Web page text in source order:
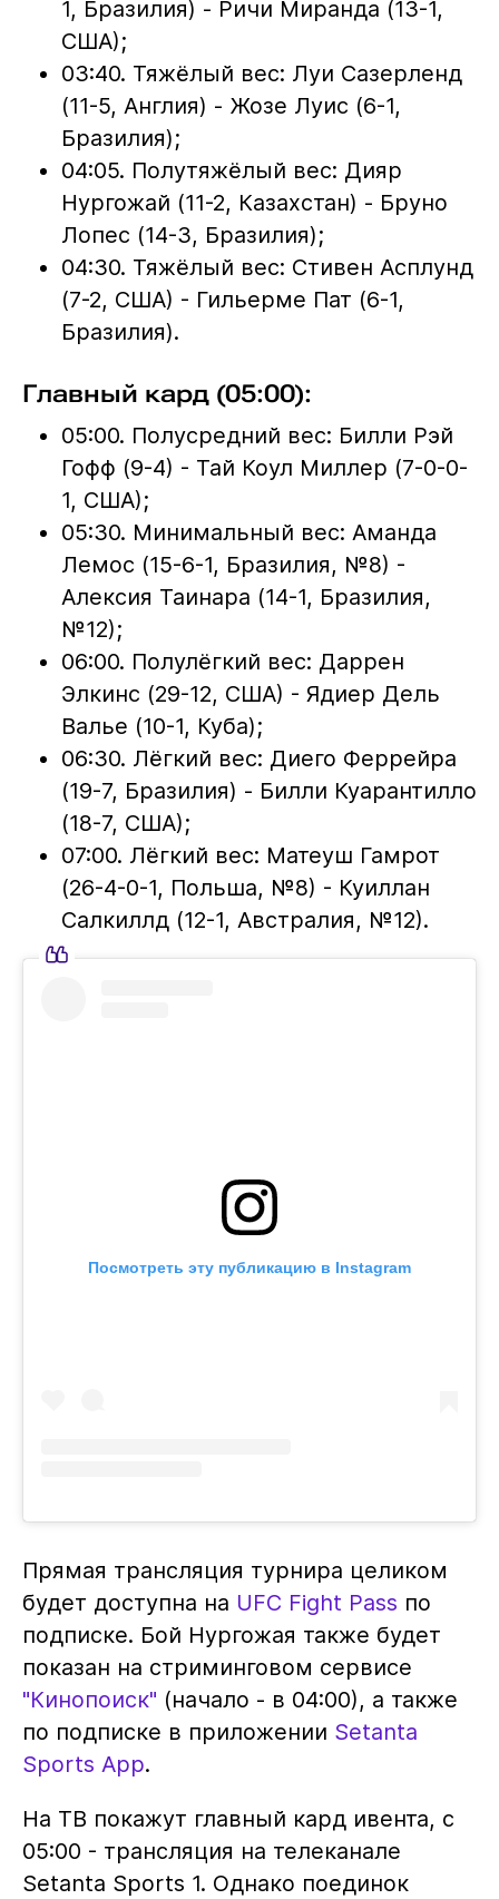
1, Бразилия) - Ричи Миранда (13-1,
США);
03:40. Тяжёлый вес: Луи Сазерленд
(11-5, Англия) - Жозе Луис (6-1,
Бразилия);
04:05. Полутяжёлый вес: Дияр
Нургожай (11-2, Казахстан) - Бруно
Лопес (14-3, Бразилия);
04:30. Тяжёлый вес: Стивен Асплунд
(7-2, США) - Гильерме Пат (6-1,
Бразилия).
Главный кард (05:00):
05:00. Полусредний вес: Билли Рэй
Гофф (9-4) - Тай Коул Миллер (7-0-0-
1, США);
05:30. Минимальный вес: Аманда
Лемос (15-6-1, Бразилия, №8) -
Алексия Таинара (14-1, Бразилия,
№12);
06:00. Полулёгкий вес: Даррен
Элкинс (29-12, США) - Ядиер Дель
Валье (10-1, Куба);
06:30. Лёгкий вес: Диего Феррейра
(19-7, Бразилия) - Билли Куарантилло
(18-7, США);
07:00. Лёгкий вес: Матеуш Гамрот
(26-4-0-1, Польша, №8) - Куиллан
Салкиллд (12-1, Австралия, №12).
Посмотреть эту публикацию в Instagram
Прямая трансляция турнира целиком
будет доступна на UFC Fight Pass по
подписке. Бой Нургожая также будет
показан на стриминговом сервисе
"Кинопоиск" (начало - в 04:00), а также
по подписке в приложении Setanta
Sports App.
На ТВ покажут главный кард ивента, с
05:00 - трансляция на телеканале
Setanta Sports 1. Однако поединок